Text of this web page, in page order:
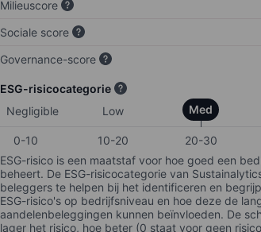
Milieuscore
Sociale score
Governance-score
ESG-risicocategorie
Negligible
Low Med
0-10 10-20 20-30
ESG-risico is een maatstaf voor hoe goed een
beheert. De ESG-risicocategorie van
beleggers te helpen bij het identificeren en
ESG-risico's op bedrijfsniveau en hoe deze de
aandelenbeleggingen kunnen beïnvloeden. De
lager het risico, hoe beter (0 staat voor geen